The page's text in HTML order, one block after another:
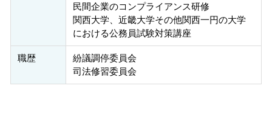
民間企業のコンプライアンス研修
関西大学、近畿大学その他関西一円の大学
における公務員試験対策講座
職歴
紛議調停委員会
司法修習委員会